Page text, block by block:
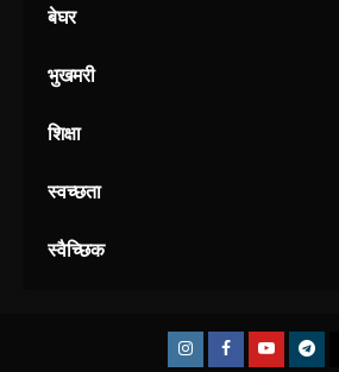
बेघर
भुखमरी
शिक्षा
स्वच्छता
स्वैच्छिक